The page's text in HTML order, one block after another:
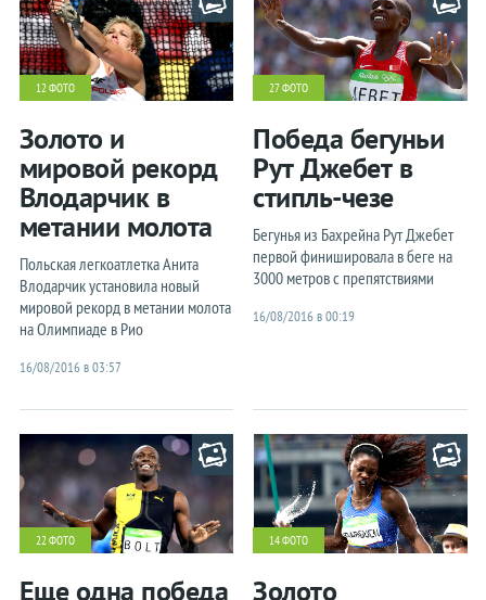
12 ФОТО
Золото и
мировой рекорд
Влодарчик в
метании молота
Польская легкоатлетка Анита
Влодарчик установила новый
мировой рекорд в метании молота
на Олимпиаде в Рио
16/08/2016 в 03:57
27 ФОТО
Победа бегуньи
Рут Джебет в
стипль-чезе
Бегунья из Бахрейна Рут Джебет
первой финишировала в беге на
3000 метров с препятствиями
16/08/2016 в 00:19
22 ФОТО
Еще одна победа
14 ФОТО
Золото